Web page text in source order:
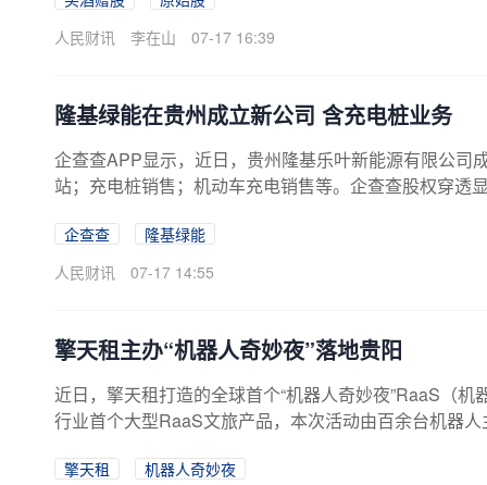
鼓吹企业即将上市,承诺原始股翻倍收益、限量配售；
人民财讯
李在山 07-17 16:39
隆基绿能在贵州成立新公司 含充电桩业务
企查查APP显示，近日，贵州隆基乐叶新能源有限公司
站；充电桩销售；机动车充电销售等。企查查股权穿透
企查查
隆基绿能
人民财讯
07-17 14:55
擎天租主办“机器人奇妙夜”落地贵阳
近日，擎天租打造的全球首个“机器人奇妙夜”RaaS（
行业首个大型RaaS文旅产品，本次活动由百余台机器
擎天租
机器人奇妙夜